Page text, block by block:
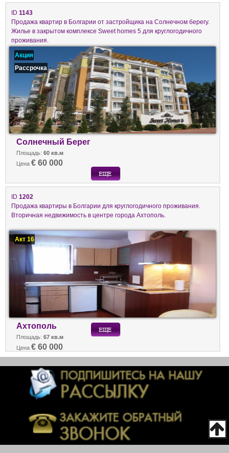
ID 1143
Продажа квартир в Болгарии от застройщика на Солнечном берегу.
Жилье в закрытом комплексе Sweet homes 5 для круглогодичного
проживания.
Акция
Рассрочка
Солнечный Берег
Площадь: 60 кв.м
Цена € 60 000
ID 1202
Продажа квартиры в Болгарии для круглогодичного проживания.
Вторичная недвижимость в центре города Ахтополь.
Акт 16
Ахтополь
Площадь: 67 кв.м
Цена € 60 000